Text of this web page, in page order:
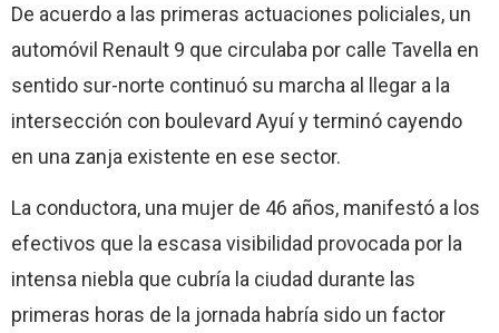
De acuerdo a las primeras actuaciones policiales, un
automóvil Renault 9 que circulaba por calle Tavella en
sentido sur-norte continuó su marcha al llegar a la
intersección con boulevard Ayuí y terminó cayendo
en una zanja existente en ese sector.
La conductora, una mujer de 46 años, manifestó a los
efectivos que la escasa visibilidad provocada por la
intensa niebla que cubría la ciudad durante las
primeras horas de la jornada habría sido un factor